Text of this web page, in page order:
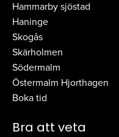
Hammarby sjöstad
Haninge
Skogås
Skärholmen
Södermalm
Östermalm Hjorthagen
Boka tid
Bra att veta